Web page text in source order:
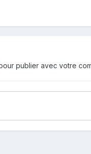
publier avec votre